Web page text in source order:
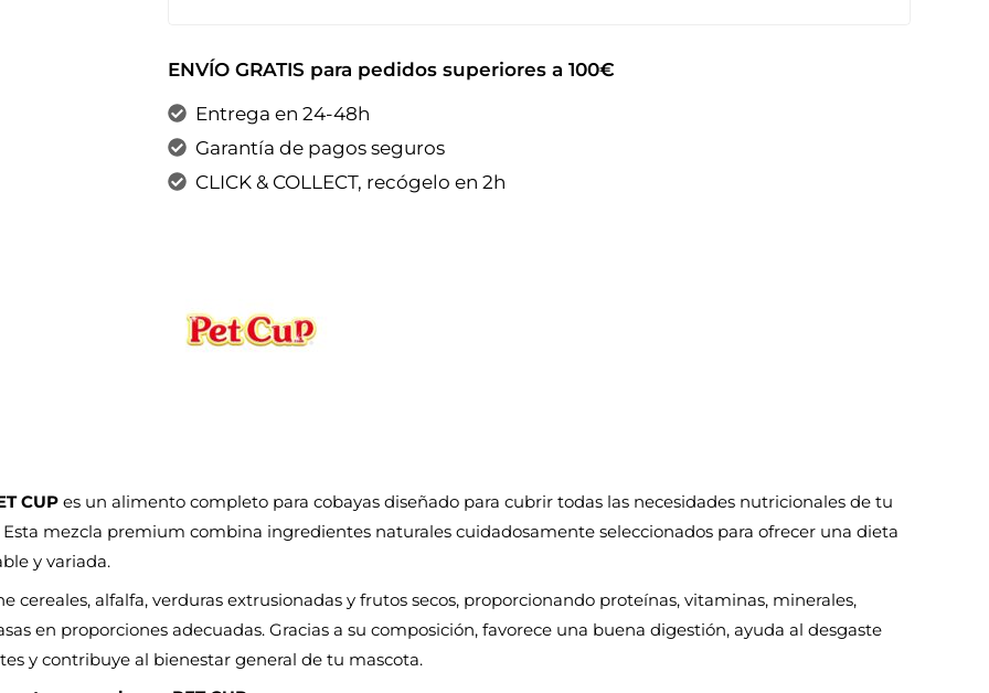
ENVÍO GRATIS para pedidos superiores a 100€
Entrega en 24-48h
Garantía de pagos seguros
CLICK & COLLECT, recógelo en 2h
CUP es un alimento completo para cobayas diseñado para cubrir todas las necesidades nutricionales de tu
mezcla premium combina ingredientes naturales cuidadosamente seleccionados para ofrecer una dieta
y variada.
cereales, alfalfa, verduras extrusionadas y frutos secos, proporcionando proteínas, vitaminas, minerales,
en proporciones adecuadas. Gracias a su composición, favorece una buena digestión, ayuda al desgaste
y contribuye al bienestar general de tu mascota.